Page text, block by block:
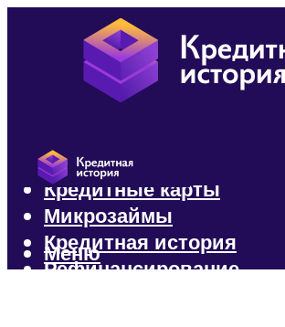
Кредиты
Кредитные карты
Микрозаймы
Кредитная история
Рефинансирование
Меню